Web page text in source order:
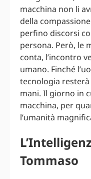
macchina non li
della
perfino discorsi
persona. Però, le
conta, l’incontro
umano. Finché
tecnologia
mani. Il giorno in
macchina, per
l’umanità
Tommaso